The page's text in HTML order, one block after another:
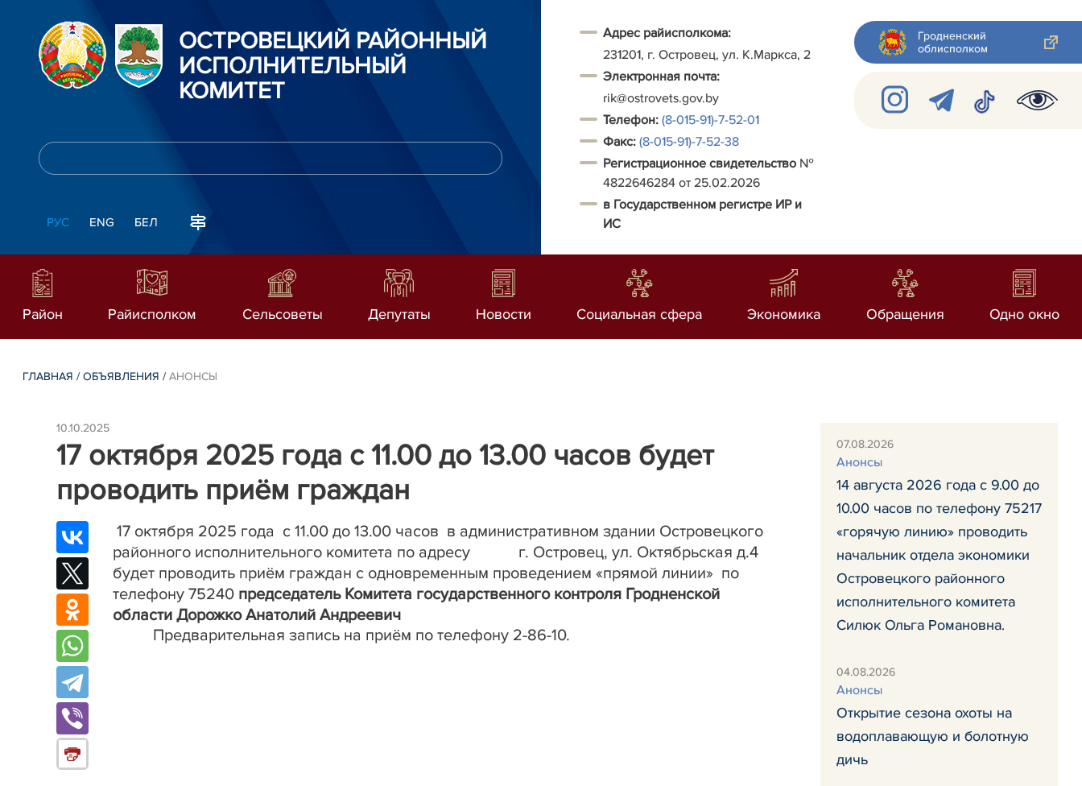
ОСТРОВЕЦКИЙ РАЙОННЫЙ
ИСПОЛНИТЕЛЬНЫЙ
КОМИТЕТ
РУС ENG БЕЛ
Адрес райисполкома:
231201, г. Островец, ул. К.Маркса, 2
Электронная почта:
rik@ostrovets.gov.by
Телефон: (8-015-91)-7-52-01
Факс: (8-015-91)-7-52-38
Регистрационное свидетельство №
4822646284 от 25.02.2026
в Государственном регистре ИР и
ИС
Гродненский
облисполком
Район Райисполком Сельсоветы Депутаты Новости Социальная сфера Экономика Обращения Одно окно
ГЛАВНАЯ /ОБЪЯВЛЕНИЯ /АНОНСЫ
10.10.2025
17 октября 2025 года с 11.00 до 13.00 часов будет
проводить приём граждан
17 октября 2025 года с 11.00 до 13.00 часов в административном здании Островецкого
районного исполнительного комитета по адресу г. Островец, ул. Октябрьская д.4
будет проводить приём граждан с одновременным проведением «прямой линии» по
телефону 75240 председатель Комитета государственного контроля Гродненской
области ДорожкоАнатолий Андреевич
Предварительная запись на приём по телефону 2-86-10.
07.08.2026
Анонсы
14 августа 2026 года с 9.00 до
10.00 часов по телефону 75217
«горячую линию» проводить
начальник отдела экономики
Островецкого районного
исполнительного комитета
Силюк Ольга Романовна.
04.08.2026
Анонсы
Открытие сезона охоты на
водоплавающую и болотную
дичь